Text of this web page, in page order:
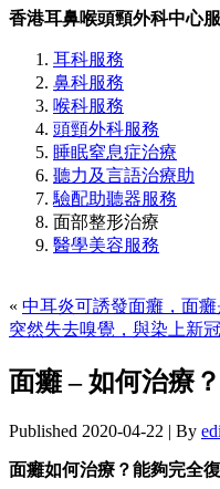
香港耳鼻喉頭頸外科中心
耳科服務
鼻科服務
喉科服務
頭頸外科服務
睡眠窒息症治療
聽力及言語治療助
驗配助聽器服務
面部整形治療
醫學美容服務
« 中耳炎可誘發面癱，面
突然失去嗅覺，與染上新
面癱 – 如何治療
Published 2020-04-22 | By
面癱如何治療？能夠完全